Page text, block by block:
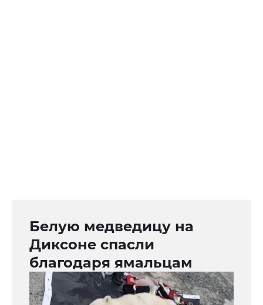
Белую медведицу на
Диксоне спасли
благодаря ямальцам